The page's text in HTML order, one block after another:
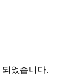
었습니다.